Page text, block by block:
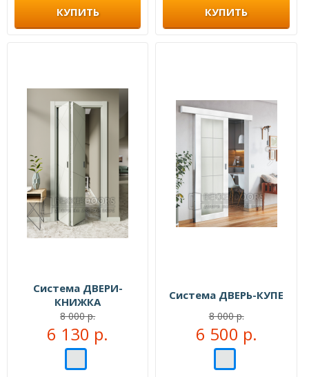
КУПИТЬ КУПИТЬ
Система ДВЕРИ-
КНИЖКА
8 000 р.
6 130 р.
Система ДВЕРЬ-КУПЕ
8 000 р.
6 500 р.